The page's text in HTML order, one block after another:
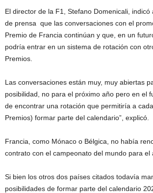
El director de la F1, Stefano Domenicali, indicó
de prensa que las conversaciones con el
Premio de Francia continúan y que, en un
podría entrar en un sistema de rotación con
Premios.
Las conversaciones están muy, muy abiertas
posibilidad, no para el próximo año pero en el
de encontrar una rotación que permitiría a
Premios) formar parte del calendario”, explicó.
Francia, como Mónaco o Bélgica, no había
contrato con el campeonato del mundo para el
Si bien los otros dos países citados todavía
posibilidades de formar parte del calendario